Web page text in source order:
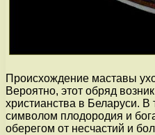
Происхождение маставы
Вероятно, этот обряд
христианства в Беларуси.
символом плодородия и
оберегом от несчастий и